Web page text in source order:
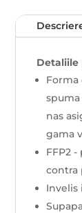
Detaliile
Forma
nas
gama
FFP2
contra
Invelis